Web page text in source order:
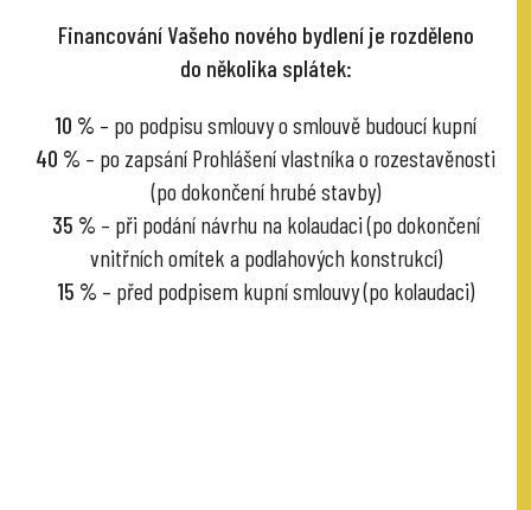
Financování Vašeho nového bydlení je rozděleno
do několika splátek:
10 % – po podpisu smlouvy o smlouvě budoucí kupní
40 % – po zapsání Prohlášení vlastníka o rozestavěnosti
(po dokončení hrubé stavby)
35 % – při podání návrhu na kolaudaci (po dokončení
vnitřních omítek a podlahových konstrukcí)
15 % – před podpisem kupní smlouvy (po kolaudaci)